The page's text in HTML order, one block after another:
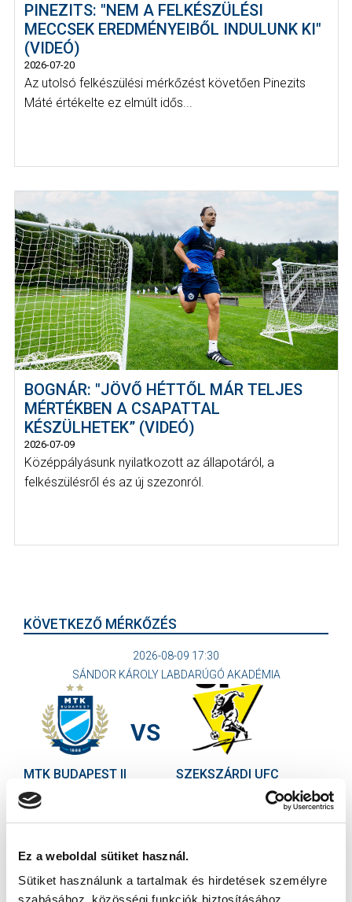
Ez a weboldal sütiket használ.
Sütiket használunk a tartalmak és hirdetések személyre
szabásához, közösségi funkciók biztosításához,
PINEZITS: "NEM A FELKÉSZÜLÉSI
MECCSEK EREDMÉNYEIBŐL INDULUNK KI"
(VIDEÓ)
2026-07-20
Az utolsó felkészülési mérkőzést követően Pinezits
Máté értékelte ez elmúlt idős...
BOGNÁR: "JÖVŐ HÉTTŐL MÁR TELJES
MÉRTÉKBEN A CSAPATTAL
KÉSZÜLHETEK” (VIDEÓ)
2026-07-09
Középpályásunk nyilatkozott az állapotáról, a
felkészülésről és az új szezonról.
KÖVETKEZŐ MÉRKŐZÉS
2026-08-09 17:30
SÁNDOR KÁROLY LABDARÚGÓ AKADÉMIA
MTK BUDAPEST II
VS
SZEKSZÁRDI UFC
MTK BUDAPEST HÍRLEVÉL
hírlevelünkre: